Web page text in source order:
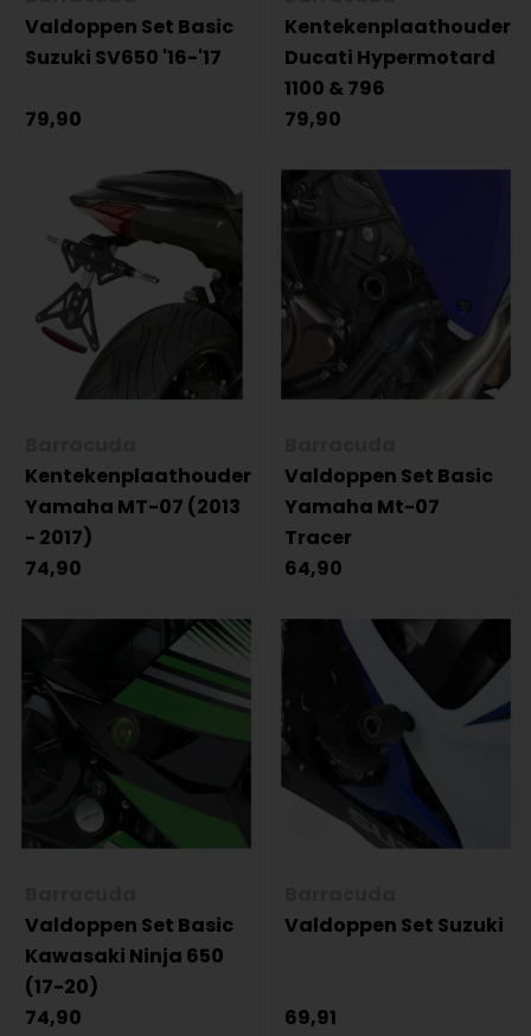
Valdoppen Set Basic
Suzuki SV650 '16-'17
79,90
Kentekenplaathouder
Ducati Hypermotard
1100 & 796
79,90
Kentekenplaathouder
Yamaha MT-07 (2013
- 2017)
74,90
Valdoppen Set Basic
Yamaha Mt-07
Tracer
64,90
Valdoppen Set Basic
Kawasaki Ninja 650
(17-20)
74,90
Valdoppen Set Suzuki
69,91